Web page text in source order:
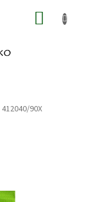
412040/90X